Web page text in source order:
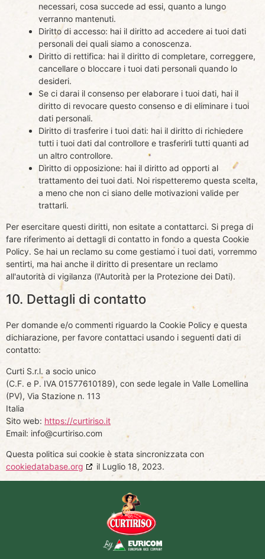
necessari, cosa succede ad essi, quanto a lungo
verranno mantenuti.
Diritto di accesso: hai il diritto ad accedere ai tuoi dati
personali dei quali siamo a conoscenza.
Diritto di rettifica: hai il diritto di completare, correggere,
cancellare o bloccare i tuoi dati personali quando lo
desideri.
Se ci darai il consenso per elaborare i tuoi dati, hai il
diritto di revocare questo consenso e di eliminare i tuoi
dati personali.
Diritto di trasferire i tuoi dati: hai il diritto di richiedere
tutti i tuoi dati dal controllore e trasferirli tutti quanti ad
un altro controllore.
Diritto di opposizione: hai il diritto ad opporti al
trattamento dei tuoi dati. Noi rispetteremo questa scelta,
a meno che non ci siano delle motivazioni valide per
trattarli.
Per esercitare questi diritti, non esitate a contattarci. Si prega di
fare riferimento ai dettagli di contatto in fondo a questa Cookie
Policy. Se hai un reclamo su come gestiamo i tuoi dati, vorremmo
sentirti, ma hai anche il diritto di presentare un reclamo
all'autorità di vigilanza (l'Autorità per la Protezione dei Dati).
10. Dettagli di contatto
Per domande e/o commenti riguardo la Cookie Policy e questa
dichiarazione, per favore contattaci usando i seguenti dati di
contatto:
Curti S.r.l. a socio unico
(C.F. e P. IVA 01577610189), con sede legale in Valle Lomellina
(PV), Via Stazione n. 113
Italia
Sito web: https://curtiriso.it
Email: info@curtiriso.com
Questa politica sui cookie è stata sincronizzata con
cookiedatabase.org
il Luglio 18, 2023.